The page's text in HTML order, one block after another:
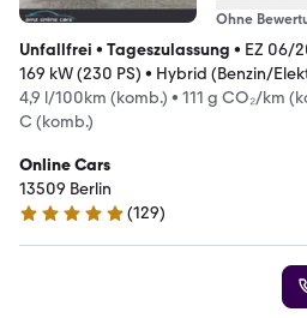
Ohne
Unfallfrei • Tageszulassung • EZ 06/
169 kW (230 PS) • Hybrid (Benzin/
4,9 l/100km (komb.) • 111 g CO₂/km
C (komb.)
Online Cars
13509 Berlin
5 Sterne
(129)